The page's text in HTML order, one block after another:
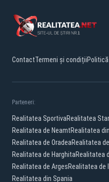
ContactTermeni și condiții
Parteneri:
Realitatea SportivaRealitatea Star
Realitatea de NeamtRealitatea
Realitatea de OradeaRealitatea
Realitatea de HarghitaRealitatea
Realitatea de ArgesRealitatea de
Realitatea din Spania